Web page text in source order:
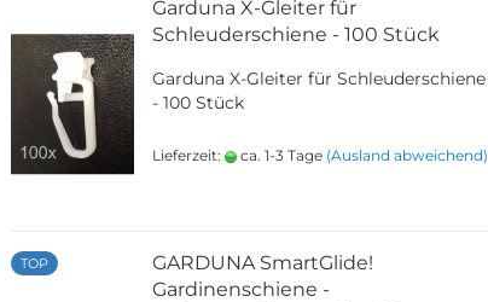
Garduna X-Gleiter für
Schleuderschiene - 100 Stück
Garduna X-Gleiter für Schleuderschiene
- 100 Stück
Lieferzeit: ca. 1-3 Tage (Ausland abweichend)
TOP
GARDUNA SmartGlide!
Gardinenschiene -